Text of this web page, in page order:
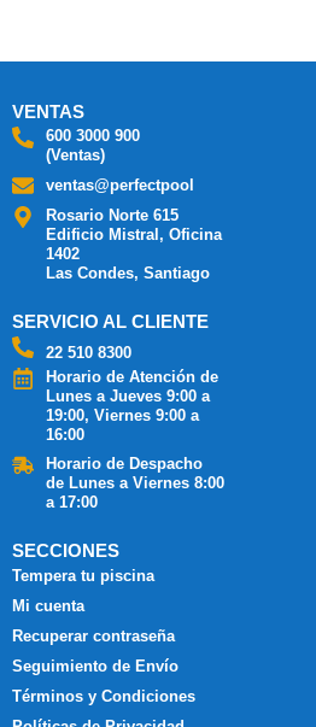
VENTAS
600 3000 900
(Ventas)
ventas@perfectpool
Rosario Norte 615
Edificio Mistral, Oficina
1402
Las Condes, Santiago
SERVICIO AL CLIENTE
22 510 8300
Horario de Atención de
Lunes a Jueves 9:00 a
19:00, Viernes 9:00 a
16:00
Horario de Despacho
de Lunes a Viernes 8:00
a 17:00
SECCIONES
Tempera tu piscina
Mi cuenta
Recuperar contraseña
Seguimiento de Envío
Términos y Condiciones